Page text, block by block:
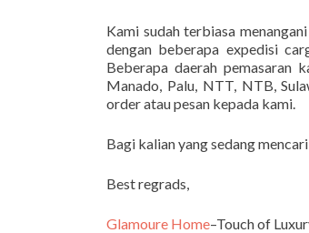
Kami sudah terbiasa
dengan beberapa expedisi
Beberapa daerah pemasaran
Manado, Palu, NTT, NTB,
order atau pesan kepada kami.
Bagi kalian yang sedang
Best regrads,
Glamoure Home–Touch of